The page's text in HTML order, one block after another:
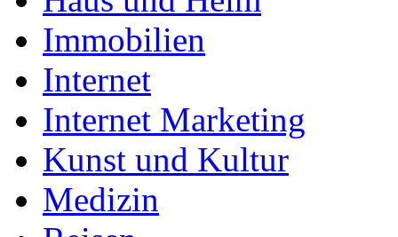
Immobilien
Internet
Internet Marketing
Kunst und Kultur
Medizin